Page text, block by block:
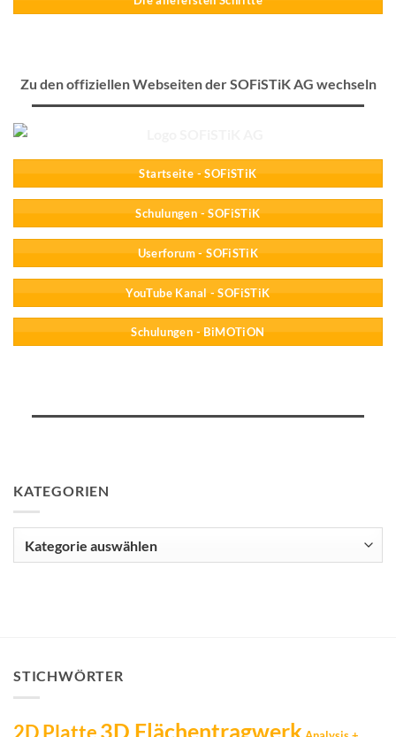
Zu den offiziellen Webseiten der SOFiSTiK AG wechseln
Startseite - SOFiSTiK
Schulungen - SOFiSTiK
Userforum - SOFiSTiK
YouTube Kanal - SOFiSTiK
Schulungen - BiMOTiON
KATEGORIEN
STICHWÖRTER
2D Platte3D Flächentragwerk